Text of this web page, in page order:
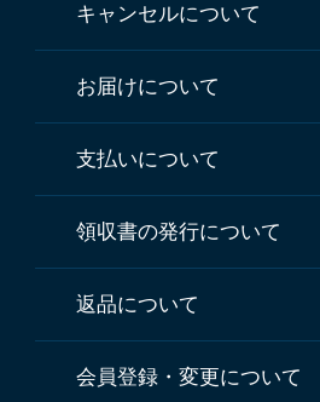
キャンセルについて
お届けについて
支払いについて
領収書の発行について
返品について
会員登録・変更について